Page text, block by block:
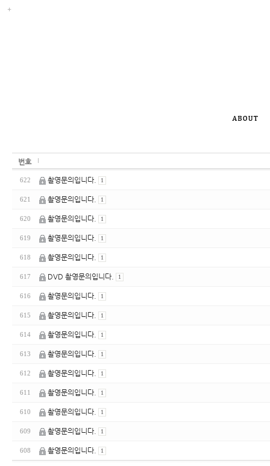
번호
622 촬영문의입니다. 1
621 촬영문의입니다. 1
620 촬영문의입니다. 1
619 촬영문의입니다. 1
618 촬영문의입니다. 1
617 DVD 촬영문의입니다. 1
616 촬영문의입니다. 1
615 촬영문의입니다. 1
614 촬영문의입니다. 1
613 촬영문의입니다. 1
612 촬영문의입니다. 1
611 촬영문의입니다. 1
610 촬영문의입니다. 1
609 촬영문의입니다. 1
608 촬영문의입니다. 1